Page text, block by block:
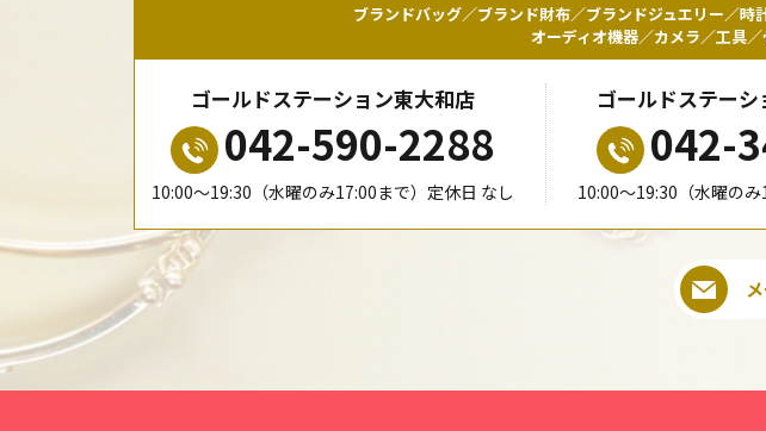
ブランドバッグ／ブランド財布／ブランドジュエリー／
オーディオ機器／カメラ／工具
ゴールドステーション東大和店
042-590-2288
10:00〜19:30（水曜のみ17:00まで）定休日 なし
ゴールドステー
042-
10:00〜19:30（水曜の